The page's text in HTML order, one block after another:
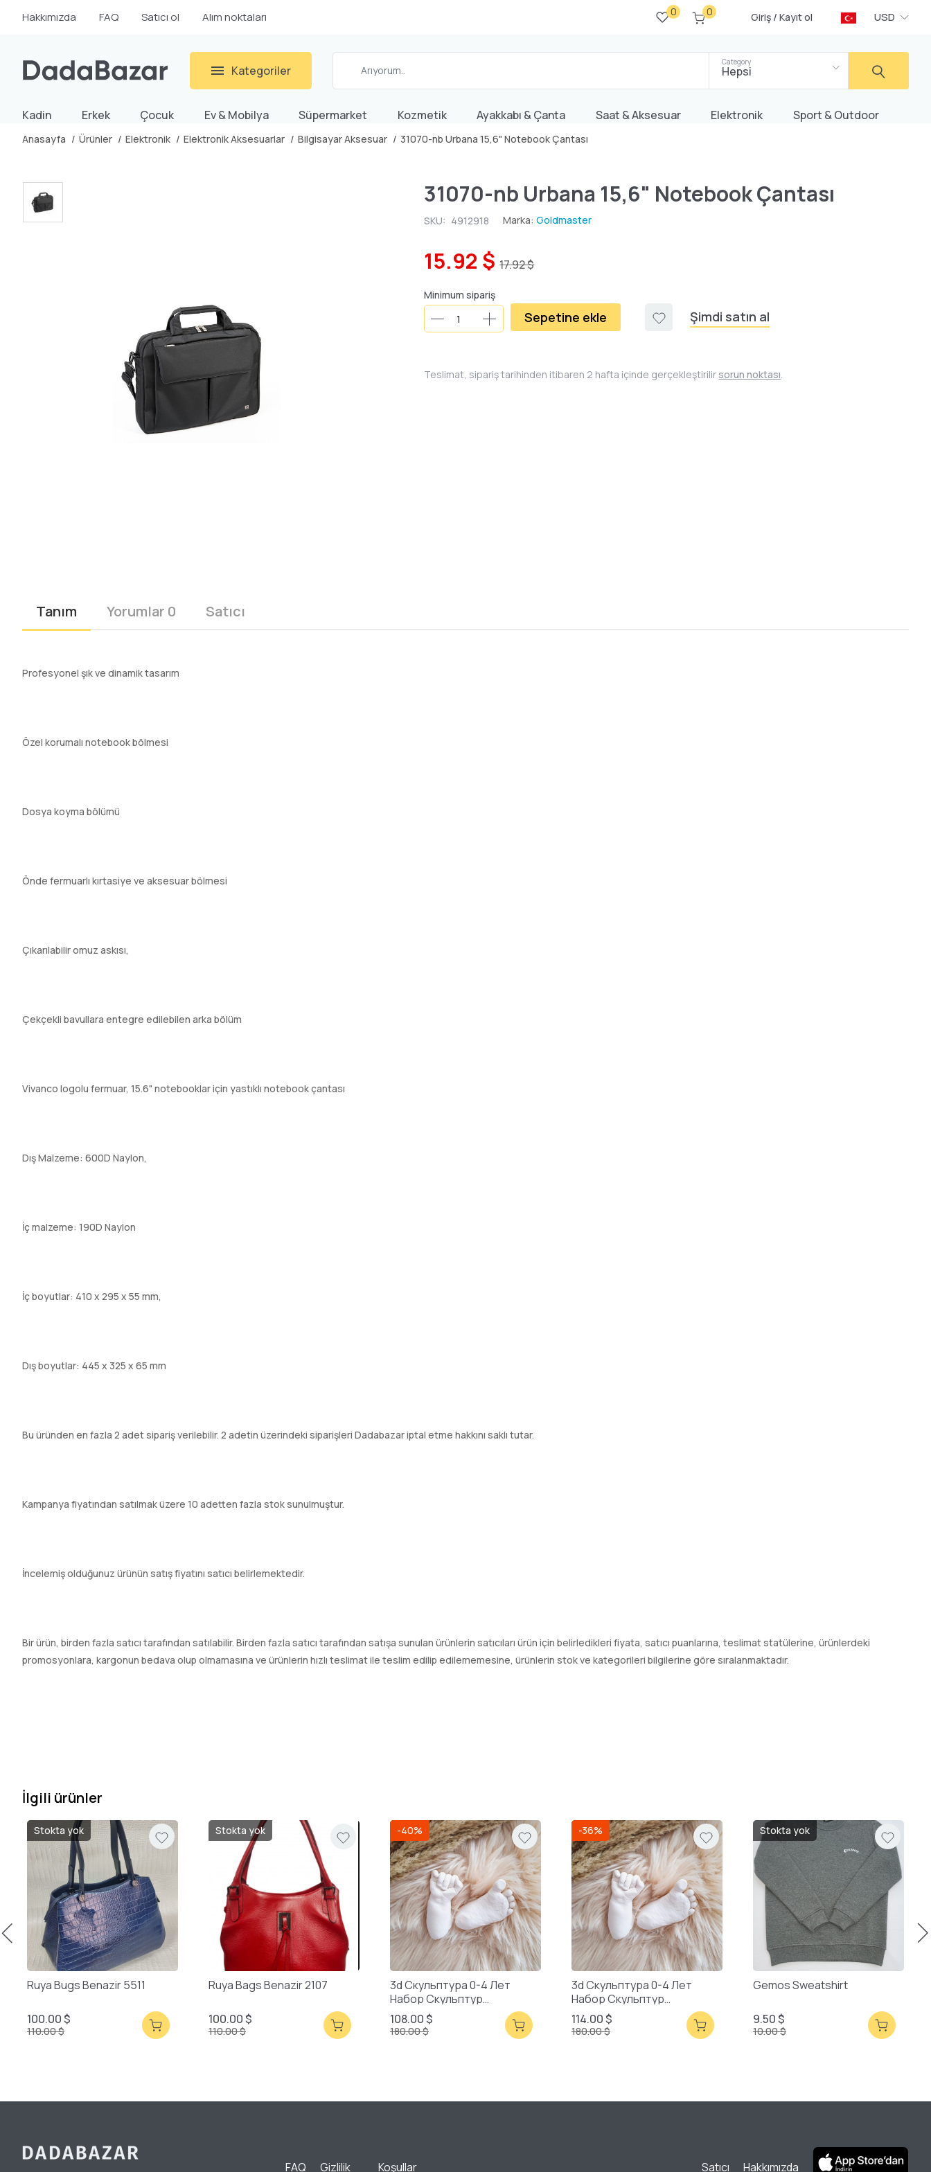
Hakkımızda FAQ Satıcı ol Alım noktaları 0 0 Giriş / Kayıt ol USD
Kategoriler
Category
Hepsi
Kadin Erkek Çocuk Ev & Mobilya Süpermarket Kozmetik Ayakkabı & Çanta Saat & Aksesuar Elektronik Sport & Outdoor
Anasayfa Ürünler Elektronik Elektronik Aksesuarlar Bilgisayar Aksesuar 31070-nb Urbana 15,6" Notebook Çantası
31070-nb Urbana 15,6" Notebook Çantası
SKU: 4912918 Marka:Goldmaster
15.92 $ 17.92 $
Minimum sipariş
Sepetine ekle Şimdi satın al
Teslimat, sipariş tarihinden itibaren 2 hafta içinde gerçekleştirilir sorun noktası.
Tanım Yorumlar 0 Satıcı
Profesyonel şık ve dinamik tasarım
Özel korumalı notebook bölmesi
Dosya koyma bölümü
Önde fermuarlı kırtasiye ve aksesuar bölmesi
Çıkarılabilir omuz askısı,
Çekçekli bavullara entegre edilebilen arka bölüm
Vivanco logolu fermuar, 15.6" notebooklar için yastıklı notebook çantası
Dış Malzeme: 600D Naylon,
İç malzeme: 190D Naylon
İç boyutlar: 410 x 295 x 55 mm,
Dış boyutlar: 445 x 325 x 65 mm
Bu üründen en fazla 2 adet sipariş verilebilir. 2 adetin üzerindeki siparişleri Dadabazar iptal etme hakkını saklı tutar.
Kampanya fiyatından satılmak üzere 10 adetten fazla stok sunulmuştur.
İncelemiş olduğunuz ürünün satış fiyatını satıcı belirlemektedir.
Bir ürün, birden fazla satıcı tarafından satılabilir. Birden fazla satıcı tarafından satışa sunulan ürünlerin satıcıları ürün için belirledikleri fiyata, satıcı puanlarına, teslimat statülerine, ürünlerdeki
promosyonlara, kargonun bedava olup olmamasına ve ürünlerin hızlı teslimat ile teslim edilip edilememesine, ürünlerin stok ve kategorileri bilgilerine göre sıralanmaktadır.
İlgili ürünler
Stokta yok
Ruya Bugs Benazir 5511
100.00 $
110.00 $
Stokta yok
Ruya Bags Benazir 2107
100.00 $
110.00 $
-40%
3d Скульптура 0-4 Лет
Набор Скульптур
Смешанная Упаковка
108.00 $
180.00 $
-36%
3d Скульптура 0-4 Лет
Набор Скульптур
Смешанная Упаковка
114.00 $
180.00 $
Stokta yok
Gemos Sweatshirt
9.50 $
10.00 $
FAQ Gizlilik Koşullar Satıcı Hakkımızda